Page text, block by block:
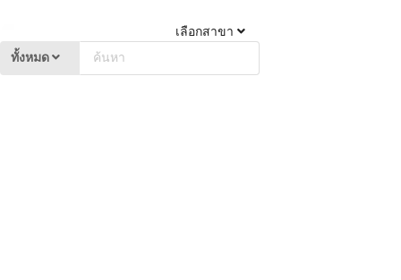
เลือกสาขา
ทั้งหมด